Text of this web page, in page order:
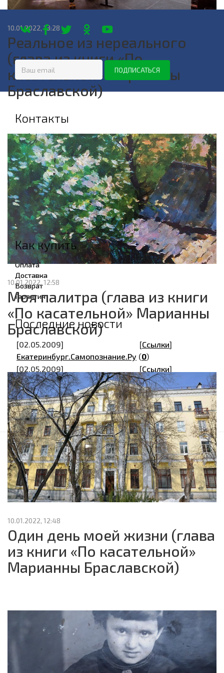
10.01.2022, 13:28
Реальное из нереального
(глава из книги «По
касательной» Марианны
Браславской)
10.01.2022, 12:58
Моя палитра (глава из книги
«По касательной» Марианны
Браславской)
10.01.2022, 12:48
Один день моей жизни (глава
из книги «По касательной»
Марианны Браславской)
Контакты
+7 (950) 55-33-833
Звоните с 9:00 до 18:00
nootop@mail.ru
Офис:Рассветной 6/1
Мастер-классы:Добролюбова 16
Мы работаем:
пн-сб:
09:00 — 18:00
вс:
11:00 — 13:00
Показать на карте
Как купить
Оплата
Доставка
Возврат
Гарантия
Последние новости
[02.05.2009] [Ссылки]
Екатеринбург.Самопознание.Ру (0)
[02.05.2009]
[Ссылки]
Сайт Елены Кравчик (0)
[02.05.2009]
[Ссылки]
Кипарис (0)
Copyright © 2026 КРОСС Екатеринбург.